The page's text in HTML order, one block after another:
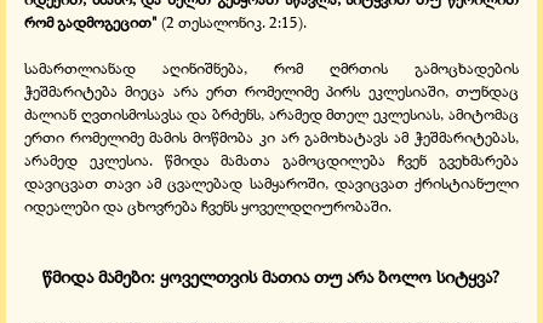
რომ გადმოგეცით" (2 თესალონიკ. 2:15).
სამართლიანად აღინიშნება, რომ ღმრთის გამოცხადების
ჭეშმარიტება მიეცა არა ერთ რომელიმე პირს ეკლესიაში, თუნდაც
ძალიან ღვთისმოსავსა და ბრძენს, არამედ მთელ ეკლესიას, ამიტომაც
ერთი რომელიმე მამის მოწმობა კი არ გამოხატავს ამ ჭეშმარიტებას,
არამედ ეკლესია. წმიდა მამათა გამოცდილება ჩვენ გვეხმარება
დავიცვათ თავი ამ ცვალებად სამყაროში, დავიცვათ ქრისტიანული
იდეალები და ცხოვრება ჩვენს ყოველდღიურობაში.
წმიდა მამები: ყოველთვის მათია თუ არა ბოლო სიტყვა?